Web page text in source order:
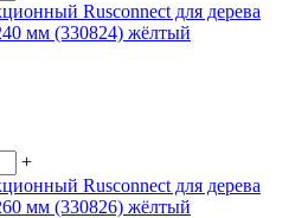
Rusconnect для дерева
мм (330824) жёлтый
+
Rusconnect для дерева
мм (330826) жёлтый